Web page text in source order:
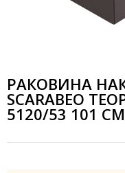
РАКОВИНА
SCARABEO
5120/53 101 СМ